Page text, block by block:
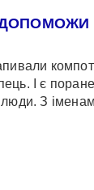
ДОПОМОЖИ
І є
З